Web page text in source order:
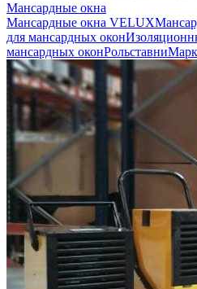
Мансардные окна
Мансардные окна VELUX
для мансардных окон
мансардных оконРольставни